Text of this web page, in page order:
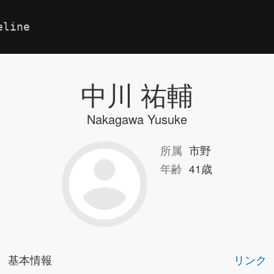
中川 祐輔
Nakagawa Yusuke
所属 市野
年齢 41歳
基本情報 リンク